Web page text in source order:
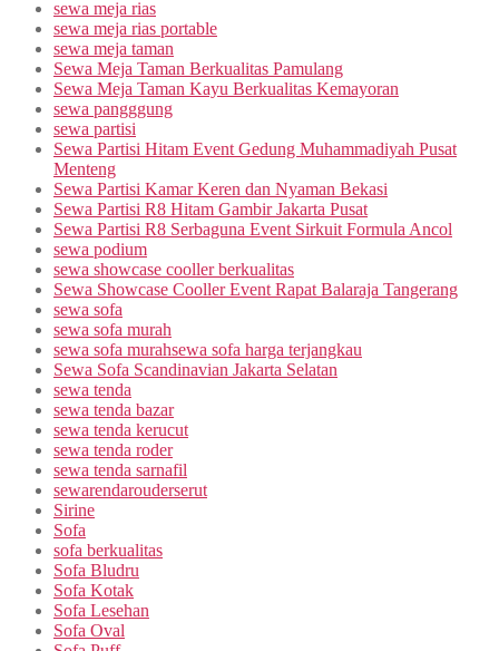
sewa meja rias
sewa meja rias portable
sewa meja taman
Sewa Meja Taman Berkualitas Pamulang
Sewa Meja Taman Kayu Berkualitas Kemayoran
sewa pangggung
sewa partisi
Sewa Partisi Hitam Event Gedung Muhammadiyah Pusat
Menteng
Sewa Partisi Kamar Keren dan Nyaman Bekasi
Sewa Partisi R8 Hitam Gambir Jakarta Pusat
Sewa Partisi R8 Serbaguna Event Sirkuit Formula Ancol
sewa podium
sewa showcase cooller berkualitas
Sewa Showcase Cooller Event Rapat Balaraja Tangerang
sewa sofa
sewa sofa murah
sewa sofa murahsewa sofa harga terjangkau
Sewa Sofa Scandinavian Jakarta Selatan
sewa tenda
sewa tenda bazar
sewa tenda kerucut
sewa tenda roder
sewa tenda sarnafil
sewarendarouderserut
Sirine
Sofa
sofa berkualitas
Sofa Bludru
Sofa Kotak
Sofa Lesehan
Sofa Oval